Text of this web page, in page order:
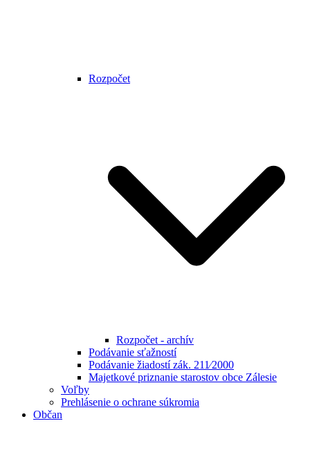
Rozpočet
Rozpočet - archív
Podávanie sťažností
Podávanie žiadostí zák. 211⁄2000
Majetkové priznanie starostov obce Zálesie
Voľby
Prehlásenie o ochrane súkromia
Občan